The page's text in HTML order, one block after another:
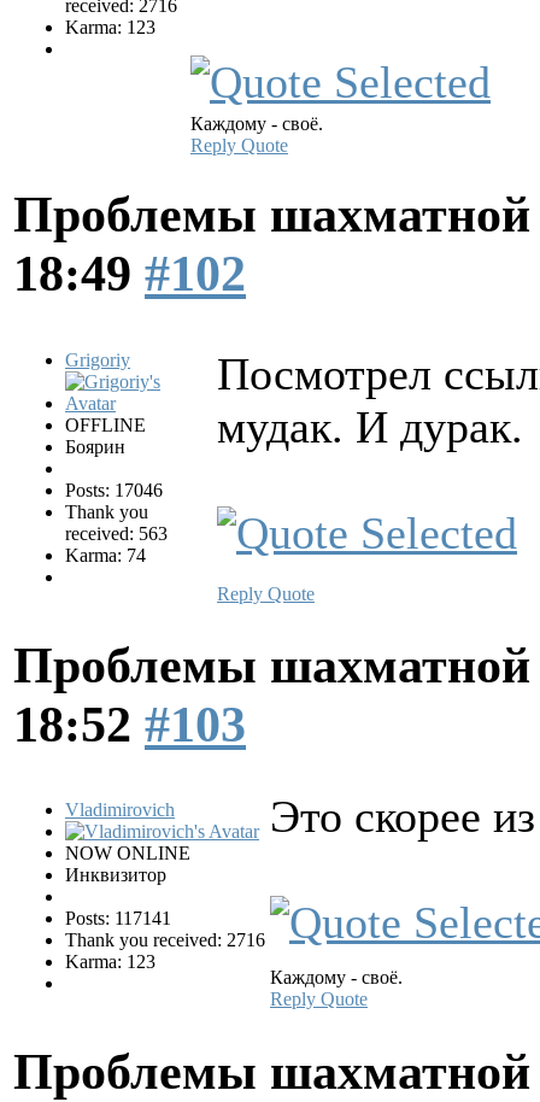
received: 2716
Karma: 123
Каждому - своё.
Reply Quote
Проблемы шахматной
18:49 #102
Grigoriy
OFFLINE
Боярин
Posts: 17046
Thank you
received: 563
Karma: 74
Посмотрел
мудак. И дурак.
Reply Quote
Проблемы шахматной
18:52 #103
Vladimirovich
NOW ONLINE
Инквизитор
Posts: 117141
Thank you received: 2716
Karma: 123
Это скорее
Каждому - своё.
Reply Quote
Проблемы шахматной